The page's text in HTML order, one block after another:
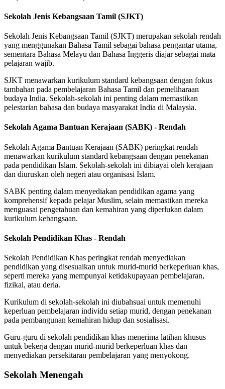
Sekolah Jenis Kebangsaan Tamil (SJKT)
Sekolah Jenis Kebangsaan Tamil (SJKT) merupakan sekolah rendah
yang menggunakan Bahasa Tamil sebagai bahasa pengantar utama,
sementara Bahasa Melayu dan Bahasa Inggeris diajar sebagai mata
pelajaran wajib.
SJKT menawarkan kurikulum standard kebangsaan dengan fokus
tambahan pada pembelajaran Bahasa Tamil dan pemeliharaan
budaya India. Sekolah-sekolah ini penting dalam memastikan
pelestarian bahasa dan budaya masyarakat India di Malaysia.
Sekolah Agama Bantuan Kerajaan (SABK) - Rendah
Sekolah Agama Bantuan Kerajaan (SABK) peringkat rendah
menawarkan kurikulum standard kebangsaan dengan penekanan
pada pendidikan Islam. Sekolah-sekolah ini dibiayai oleh kerajaan
dan diuruskan oleh negeri atau organisasi Islam.
SABK penting dalam menyediakan pendidikan agama yang
komprehensif kepada pelajar Muslim, selain memastikan mereka
menguasai pengetahuan dan kemahiran yang diperlukan dalam
kurikulum kebangsaan.
Sekolah Pendidikan Khas - Rendah
Sekolah Pendidikan Khas peringkat rendah menyediakan
pendidikan yang disesuaikan untuk murid-murid berkeperluan khas,
seperti mereka yang mempunyai ketidakupayaan pembelajaran,
fizikal, atau deria.
Kurikulum di sekolah-sekolah ini diubahsuai untuk memenuhi
keperluan pembelajaran individu setiap murid, dengan penekanan
pada pembangunan kemahiran hidup dan sosialisasi.
Guru-guru di sekolah pendidikan khas menerima latihan khusus
untuk bekerja dengan murid-murid berkeperluan khas dan
menyediakan persekitaran pembelajaran yang menyokong.
Sekolah Menengah